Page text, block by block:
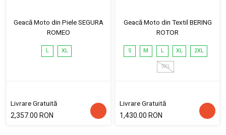
Geacă Moto din Piele SEGURA
ROMEO
L XL
Livrare Gratuită
2,357.00 RON
Geacă Moto din Textil BERING
ROTOR
S M L XL 2XL
3XL
Livrare Gratuită
1,430.00 RON